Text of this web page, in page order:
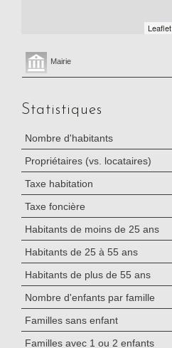
Leaflet
Mairie
Statistiques
Nombre d'habitants
Propriétaires (vs. locataires)
Taxe habitation
Taxe foncière
Habitants de moins de 25 ans
Habitants de 25 à 55 ans
Habitants de plus de 55 ans
Nombre d'enfants par famille
Familles sans enfant
Familles avec 1 ou 2 enfants